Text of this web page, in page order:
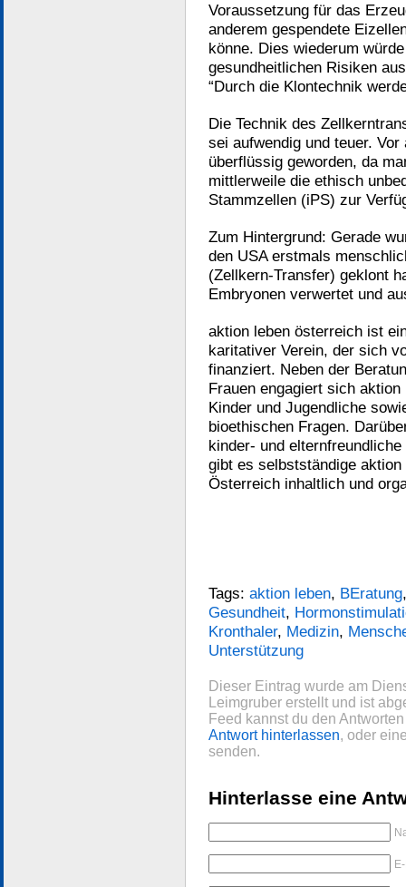
Voraussetzung für das
anderem gespendete
könne. Dies wiederum
gesundheitlichen Risiken
“Durch die Klontechnik
Die Technik des
sei aufwendig und teuer.
überflüssig geworden, da
mittlerweile die ethisch
Stammzellen (iPS) zur
Zum Hintergrund: Gerade
den USA erstmals
(Zellkern-Transfer) geklont
Embryonen verwertet und
aktion leben österreich ist
karitativer Verein, der sich
finanziert. Neben der
Frauen engagiert sich
Kinder und Jugendliche
bioethischen Fragen.
kinder- und
gibt es selbstständige
Österreich inhaltlich und
Tags: aktion leben, BEratung
Gesundheit,
Kronthaler, Medizin,
Unterstützung
Dieser Eintrag wurde am
Leimgruber erstellt und ist
Feed kannst du den
Antwort hinterlassen, oder
senden.
Hinterlasse eine